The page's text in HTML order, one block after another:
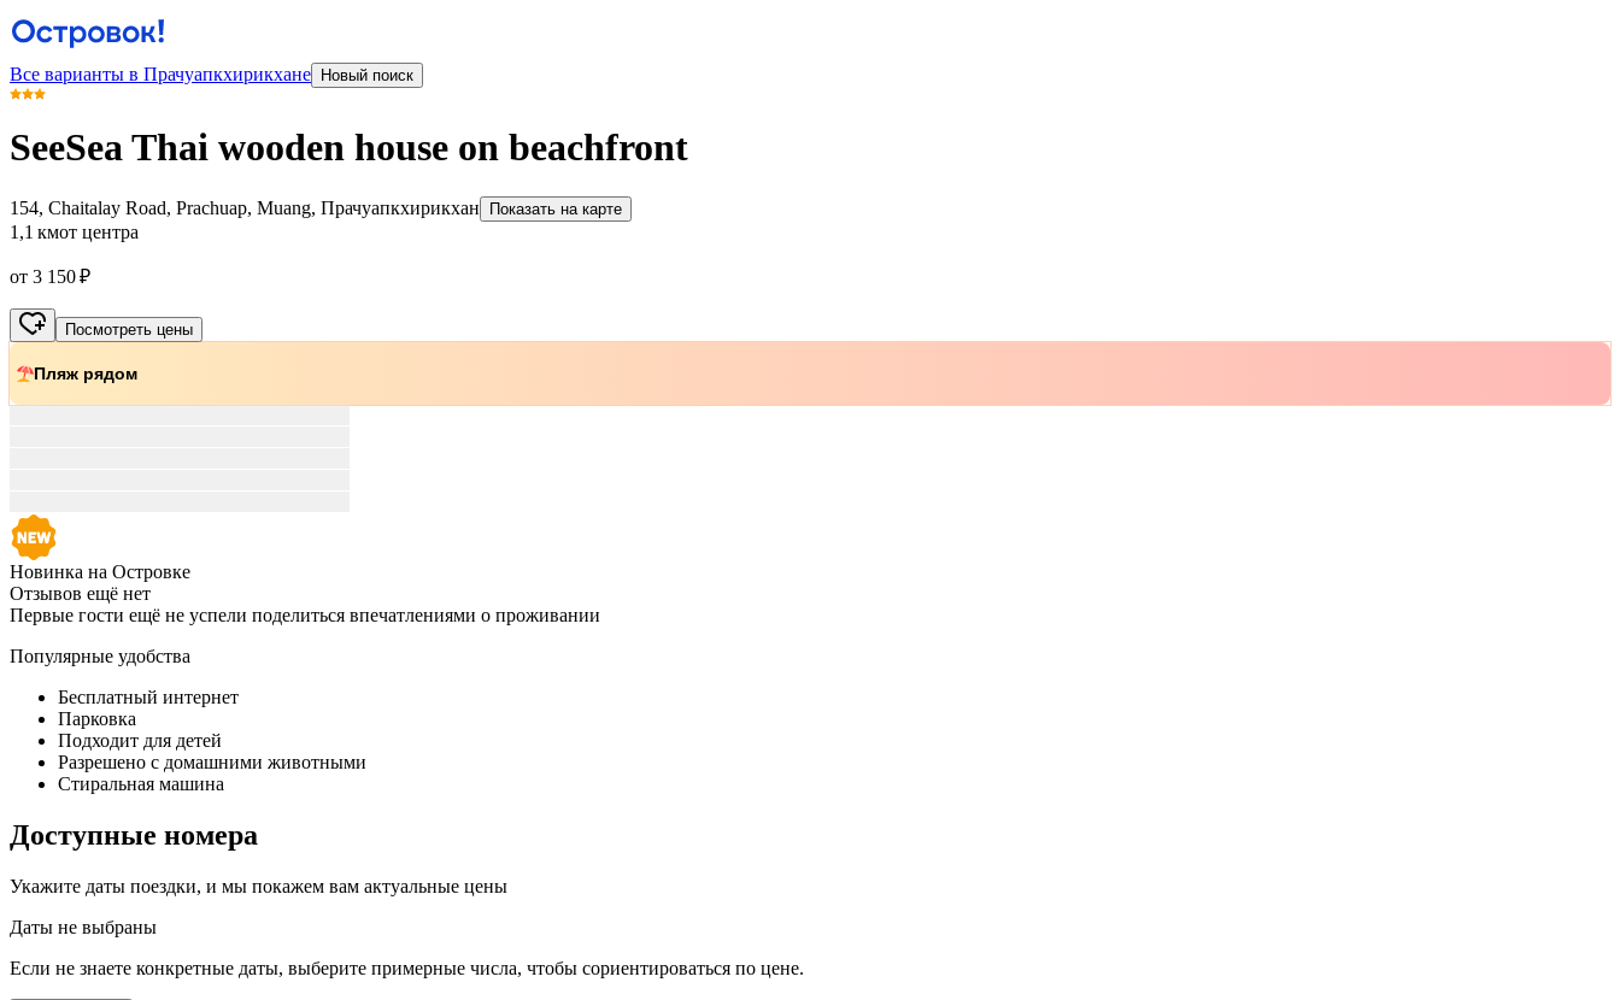
Все варианты в Прачуапкхирикхане Новый поиск
SeeSea Thai wooden house on beachfront
154, Chaitalay Road, Prachuap, Muang, Прачуапкхирикхан Показать на карте
1,1 кмот центра
от 3 150 ₽
Посмотреть цены
Пляж рядом
Новинка на Островке
Отзывов ещё нет
Первые гости ещё не успели поделиться впечатлениями о проживании
Популярные удобства
Бесплатный интернет
Парковка
Подходит для детей
Разрешено с домашними животными
Стиральная машина
Доступные номера
Укажите даты поездки, и мы покажем вам актуальные цены
Даты не выбраны
Если не знаете конкретные даты, выберите примерные числа, чтобы сориентироваться по цене.